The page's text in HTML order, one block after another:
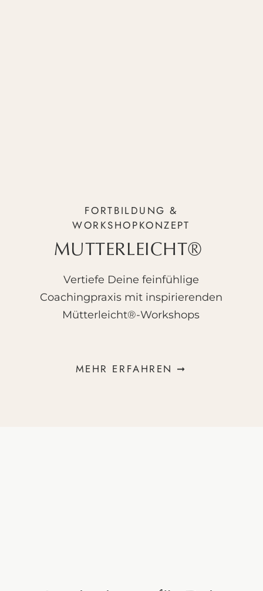
FORTBILDUNG &
WORKSHOPKONZEPT
MUTTERLEICHT®
Vertiefe Deine feinfühlige
Coachingpraxis mit inspirierenden
Mütterleicht®-Workshops
MEHR ERFAHREN ➞